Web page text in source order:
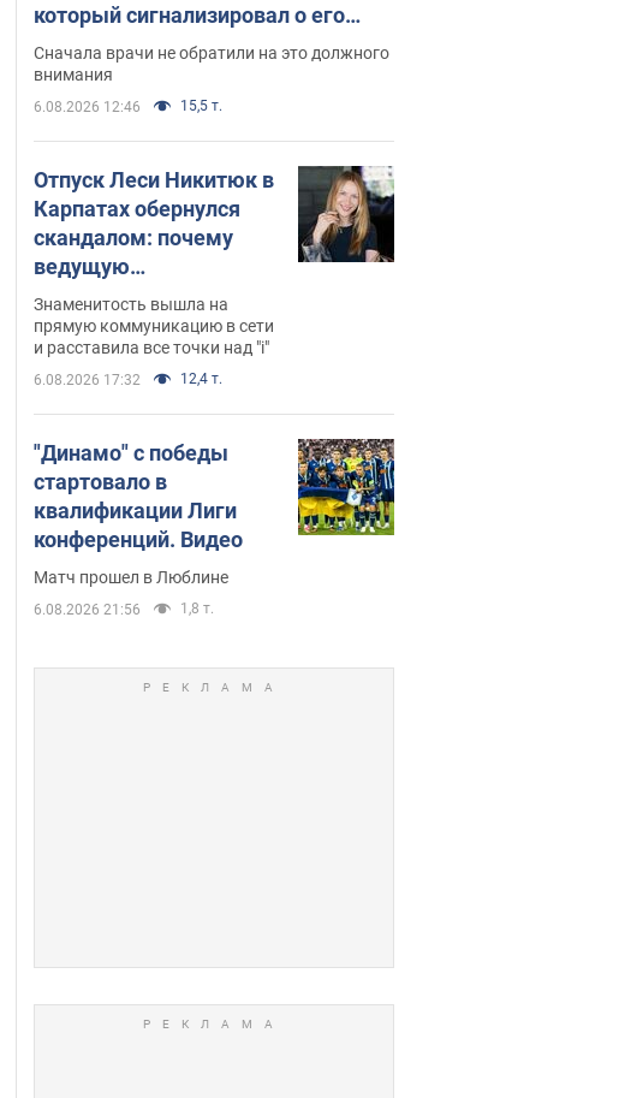
который сигнализировал о его
"агрессивном" раке
Сначала врачи не обратили на это должного
внимания
6.08.2026 12:46 15,5 т.
Отпуск Леси Никитюк в
Карпатах обернулся
скандалом: почему
ведущую
несправедливо
захейтили
Знаменитость вышла на
прямую коммуникацию в сети
и расставила все точки над "i"
6.08.2026 17:32 12,4 т.
"Динамо" с победы
стартовало в
квалификации Лиги
конференций. Видео
Матч прошел в Люблине
6.08.2026 21:56 1,8 т.